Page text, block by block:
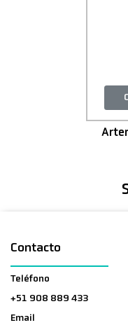
Contacto
Teléfono
+51 908 889 433
Email